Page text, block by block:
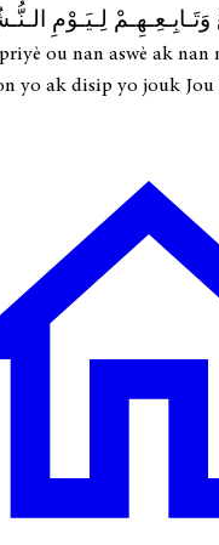
لِـيَـوْمِ
ou nan aswè ak nan
yo ak disip yo jouk Jou